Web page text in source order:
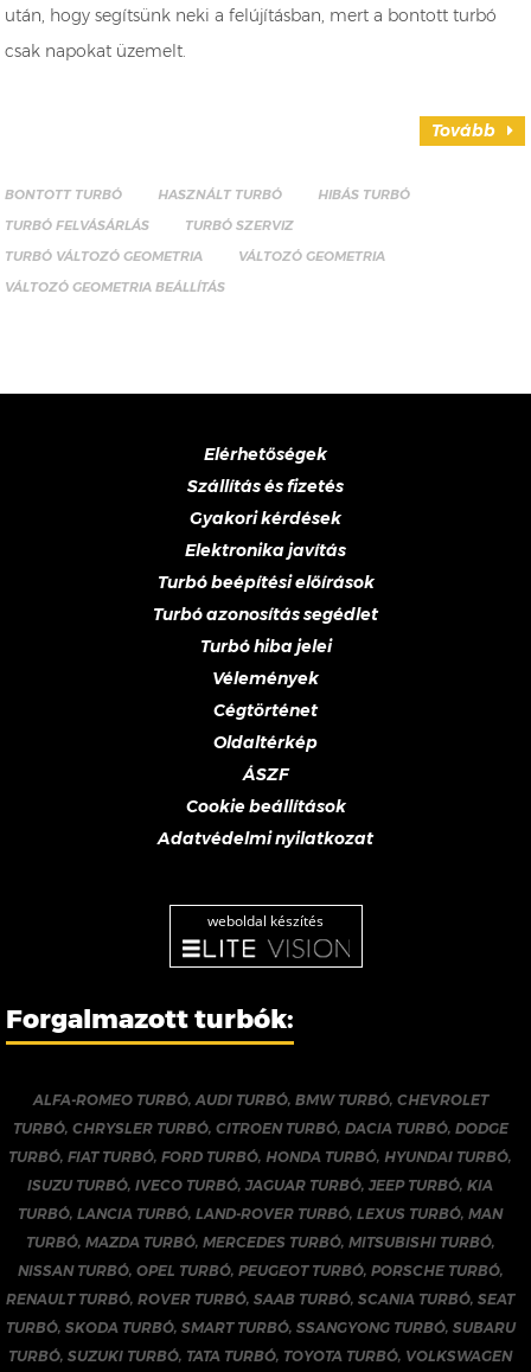
után, hogy segítsünk neki a felújításban, mert a bontott turbó
csak napokat üzemelt.
Tovább
BONTOTT TURBÓ HASZNÁLT TURBÓ
HIBÁS TURBÓ
TURBÓ FELVÁSÁRLÁS
TURBÓ SZERVIZ
TURBÓ VÁLTOZÓ GEOMETRIA
VÁLTOZÓ GEOMETRIA
VÁLTOZÓ GEOMETRIA BEÁLLÍTÁS
Elérhetőségek
Szállítás és fizetés
Gyakori kérdések
Elektronika javítás
Turbó beépítési előírások
Turbó azonosítás segédlet
Turbó hiba jelei
Vélemények
Cégtörténet
Oldaltérkép
ÁSZF
Cookie beállítások
Adatvédelmi nyilatkozat
weboldal készítés
Forgalmazott turbók:
ALFA-ROMEO TURBÓ,AUDI TURBÓ, BMW TURBÓ, CHEVROLET
TURBÓ, CHRYSLER TURBÓ, CITROEN TURBÓ, DACIA TURBÓ, DODGE
TURBÓ,FIAT TURBÓ,FORD TURBÓ, HONDA TURBÓ, HYUNDAI TURBÓ,
ISUZU TURBÓ,IVECO TURBÓ,JAGUAR TURBÓ,JEEP TURBÓ,KIA
TURBÓ,LANCIA TURBÓ,LAND-ROVER TURBÓ,LEXUS TURBÓ,MAN
TURBÓ, MAZDA TURBÓ, MERCEDES TURBÓ, MITSUBISHI TURBÓ,
NISSAN TURBÓ, OPEL TURBÓ, PEUGEOT TURBÓ, PORSCHE TURBÓ,
RENAULT TURBÓ,ROVER TURBÓ,SAAB TURBÓ,SCANIA TURBÓ,SEAT
TURBÓ, SKODA TURBÓ, SMART TURBÓ, SSANGYONG TURBÓ, SUBARU
TURBÓ,SUZUKI TURBÓ, TATA TURBÓ, TOYOTA TURBÓ, VOLKSWAGEN